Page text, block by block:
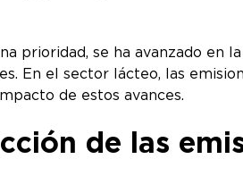
prioridad, se ha avanzado en
En el sector lácteo, las
de estos avances.
de las